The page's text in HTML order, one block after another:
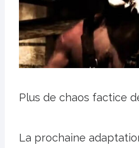
Plus de chaos factice
La prochaine